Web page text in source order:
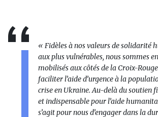
« Fidèles à nos valeurs de solidarité
aux plus vulnérables, nous sommes
mobilisés aux côtés de la Croix-
faciliter l’aide d’urgence à la
crise en Ukraine. Au-delà du soutien
et indispensable pour l’aide
s’agit pour nous d’engager dans la